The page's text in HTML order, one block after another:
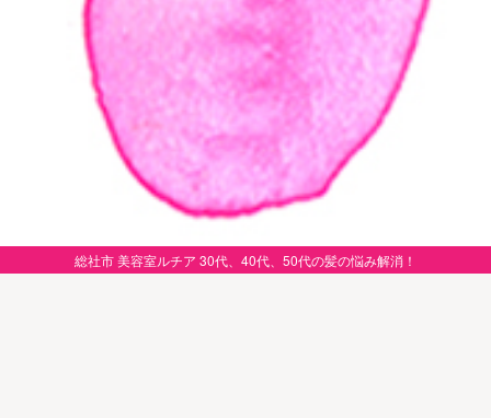
総社市 美容室ルチア 30代、40代、50代の髪の悩み解消！